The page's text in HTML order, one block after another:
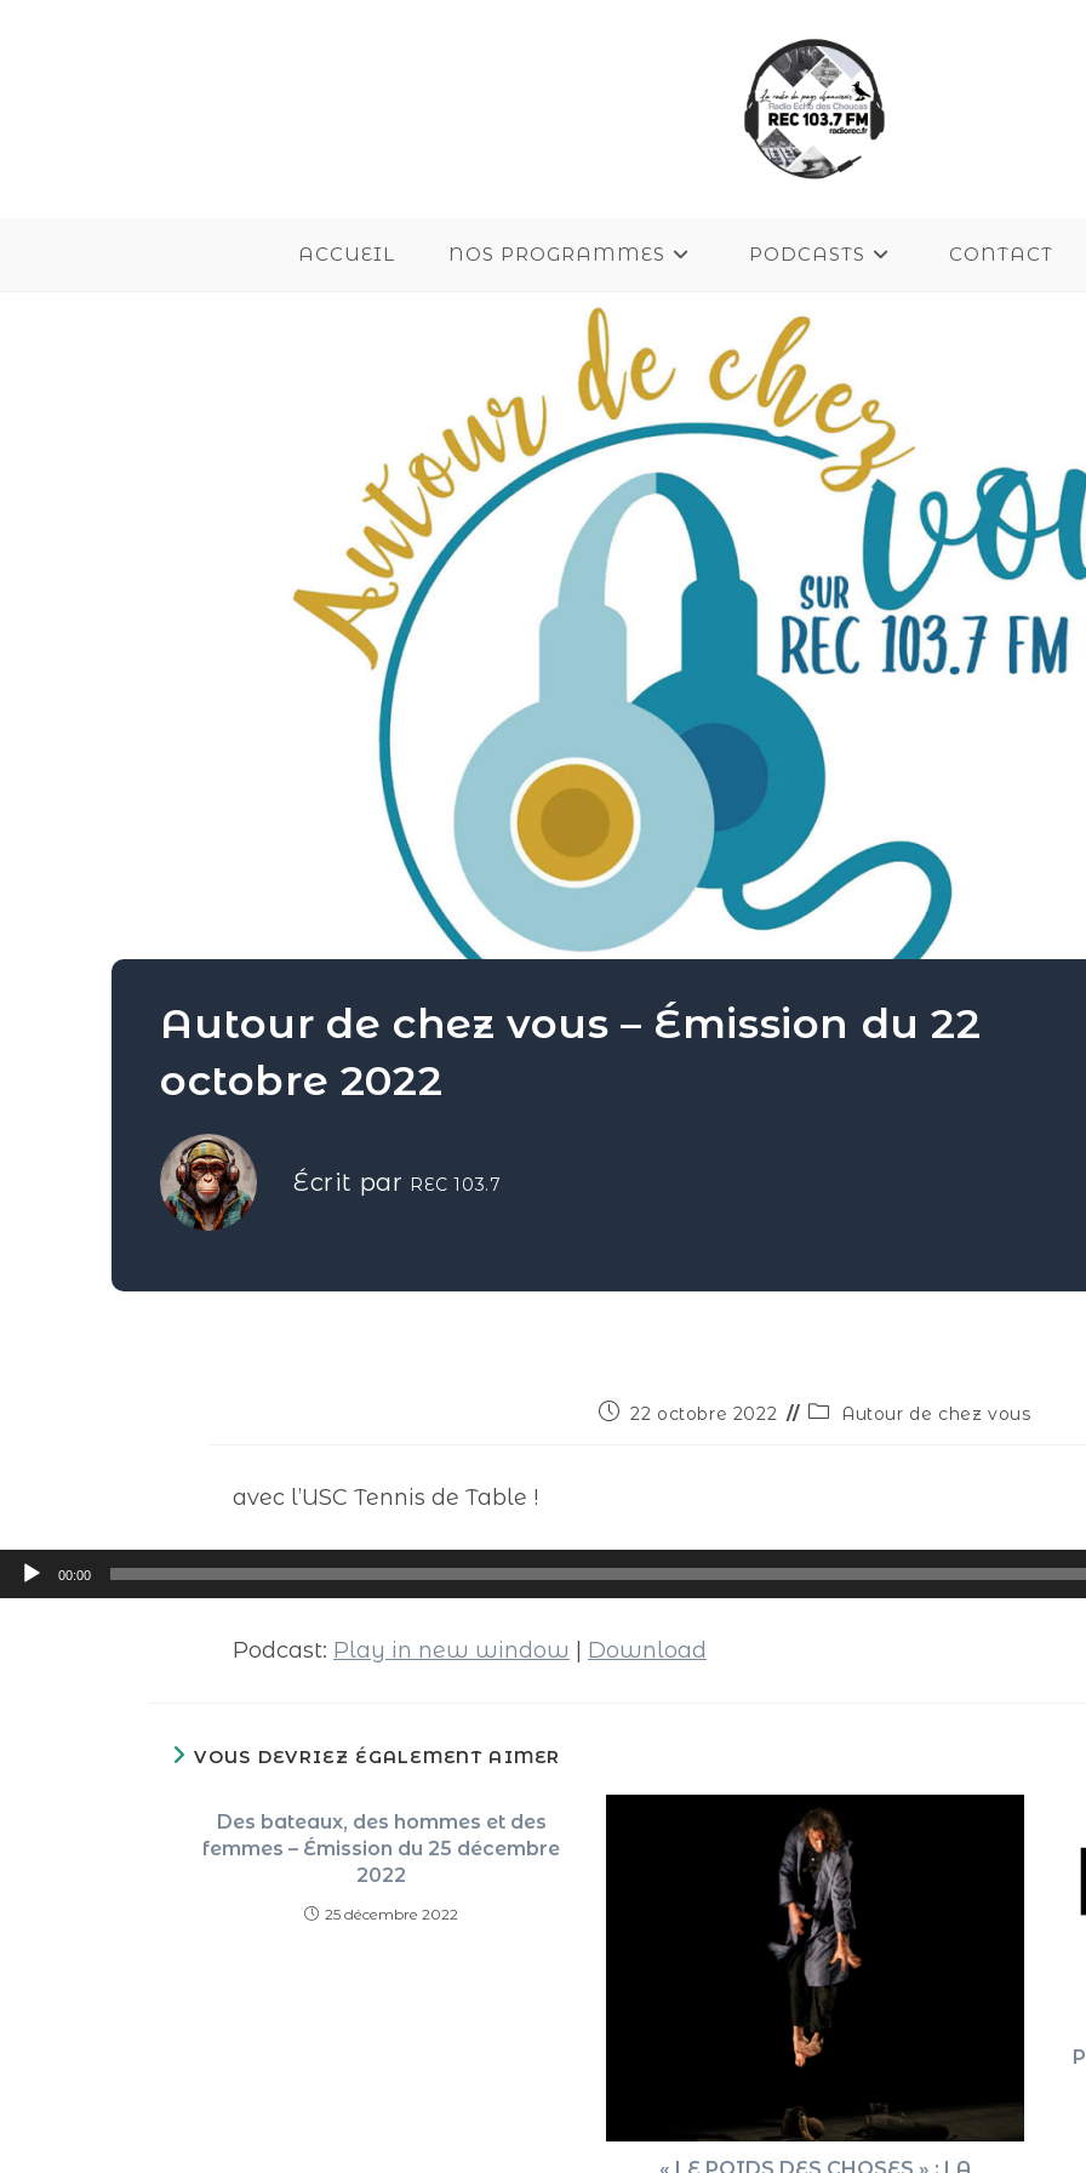
ACCUEIL NOS PROGRAMMES PODCASTS CONTACT
Autour de chez vous – Émission du 22
octobre 2022
Écrit par REC 103.7
22 octobre 2022 Autour de chez vous
avec l’USC Tennis de Table !
Lecteur
audio
00:00
Podcast: Play in new window Download
VOUS DEVRIEZ ÉGALEMENT AIMER
Des bateaux, des hommes et des
femmes – Émission du 25 décembre
2022
25 décembre 2022